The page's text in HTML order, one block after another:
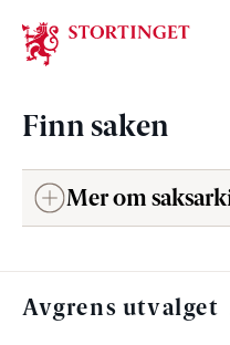
Stortinget.no
Finn saken
Mer om
Avgrens utvalget